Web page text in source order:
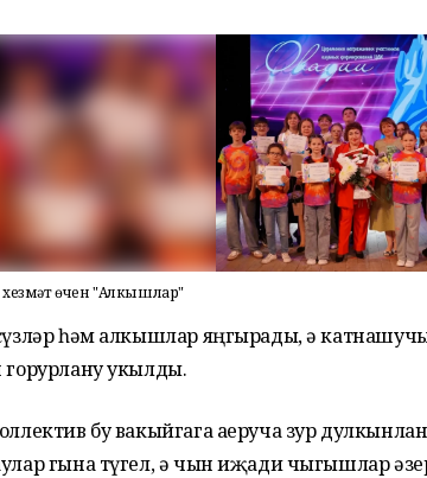
хезмәт өчен "Алкышлар"
һәм алкышлар яңгырады, ә
горурлану укылды.
бу вакыйгага аеруча зур
гына түгел, ә чын иҗади чыгышлар